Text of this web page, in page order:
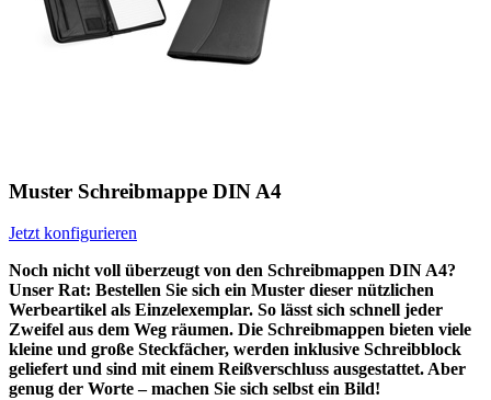
Muster Schreibmappe DIN A4
Jetzt konfigurieren
Noch nicht voll überzeugt von den Schreibmappen DIN A4?
Unser Rat: Bestellen Sie sich ein Muster dieser nützlichen
Werbeartikel als Einzelexemplar. So lässt sich schnell jeder
Zweifel aus dem Weg räumen. Die Schreibmappen bieten viele
kleine und große Steckfächer, werden inklusive Schreibblock
geliefert und sind mit einem Reißverschluss ausgestattet. Aber
genug der Worte – machen Sie sich selbst ein Bild!